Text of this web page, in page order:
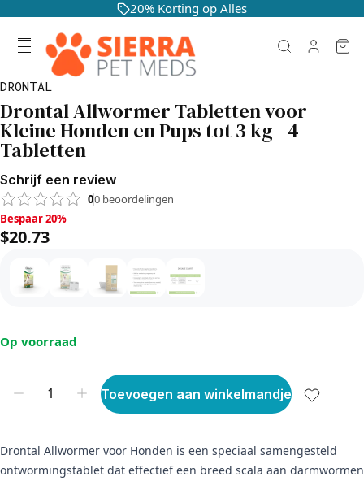
20% Korting op Alles
DRONTAL
Drontal Allwormer Tabletten voor
Kleine Honden en Pups tot 3 kg - 4
Tabletten
Schrijf een review
00 beoordelingen
Bespaar 20%, $20.73
Bespaar 20%
$20.73
Op voorraad
Toevoegen aan winkelmandje
Drontal Allwormer voor Honden is een speciaal samengesteld
ontwormingstablet dat effectief een breed scala aan darmwormen